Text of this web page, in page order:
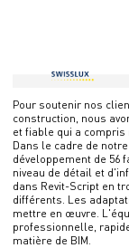
Pour soutenir nos
construction, nous
et fiable qui a
Dans le cadre de
développement de 56
niveau de détail et
dans Revit-Script en
différents. Les
mettre en œuvre.
professionnelle,
matière de BIM.